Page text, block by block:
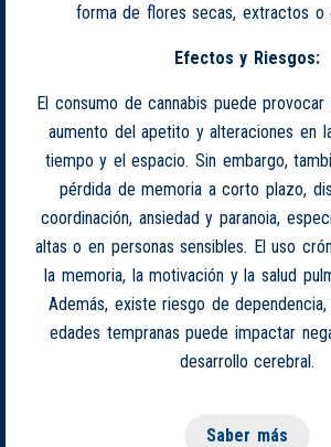
forma de flores secas, extractos o
Efectos y Riesgos:
El consumo de cannabis puede provocar
aumento del apetito y alteraciones en
tiempo y el espacio. Sin embargo,
pérdida de memoria a corto plazo,
coordinación, ansiedad y paranoia,
altas o en personas sensibles. El uso
la memoria, la motivación y la salud
Además, existe riesgo de
edades tempranas puede impactar
desarrollo cerebral.
Saber más